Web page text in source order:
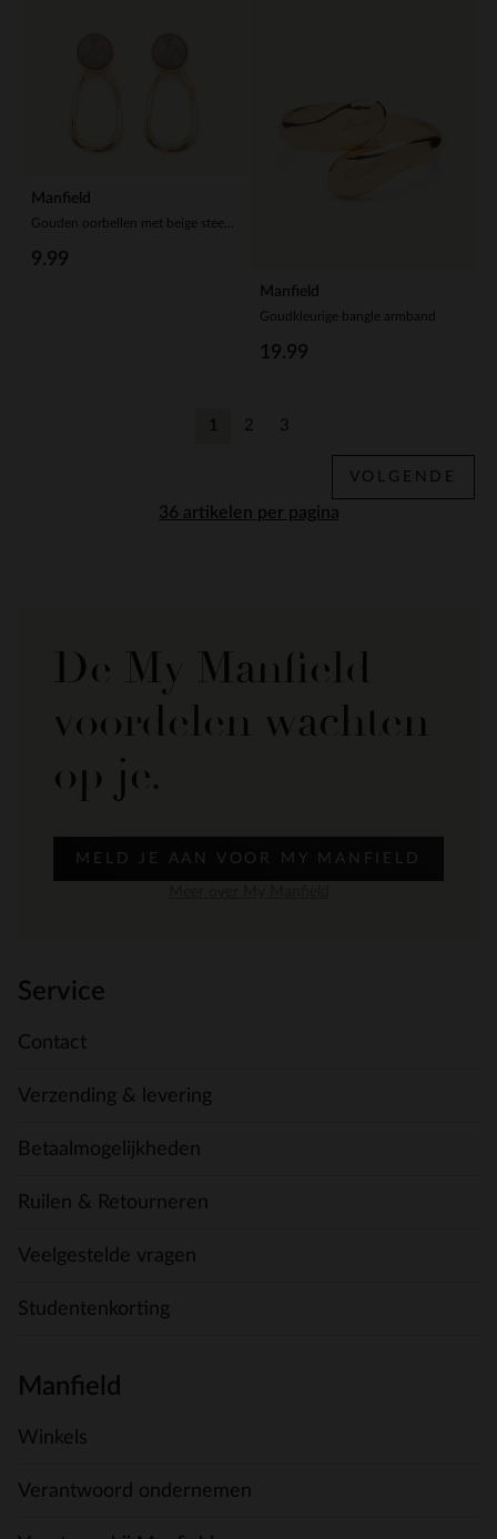
Manfield
9.99
Manfield
Goudkleurige bangle armband
19.99
per pagina
1 2 3
VOLGENDE
De My Manfield
voordelen wachten
op je.
MELD JE AAN VOOR MY MANFIELD
Service
Contact
Verzending & levering
Betaalmogelijkheden
Ruilen & Retourneren
Veelgestelde vragen
Studentenkorting
Manfield
Winkels
Verantwoord ondernemen